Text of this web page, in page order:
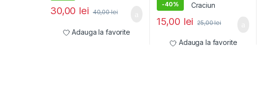
30,00 lei 40,00lei
Adauga la favorite
-40%
15,00 lei 25,00lei
Adauga la favorite